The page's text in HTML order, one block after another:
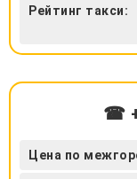
Рейтинг такси:
☎
Цена по